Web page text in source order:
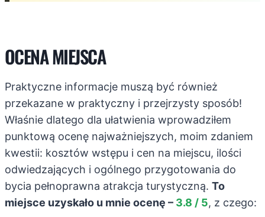
OCENA MIEJSCA
Praktyczne informacje muszą być również
przekazane w praktyczny i przejrzysty sposób!
Właśnie dlatego dla ułatwienia wprowadziłem
punktową ocenę najważniejszych, moim zdaniem
kwestii: kosztów wstępu i cen na miejscu, ilości
odwiedzających i ogólnego przygotowania do
bycia pełnoprawna atrakcja turystyczną. To
miejsce uzyskało u mnie ocenę – 3.8 / 5, z czego: